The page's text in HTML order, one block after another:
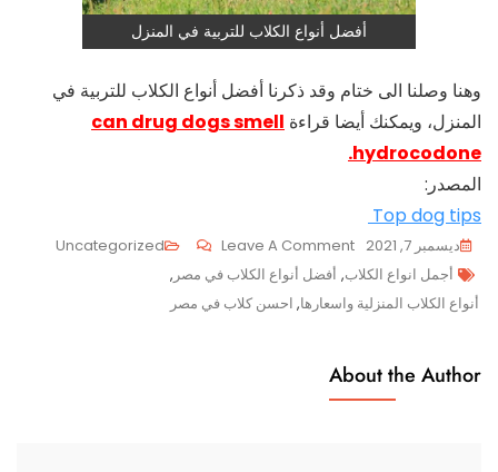
أفضل أنواع الكلاب للتربية في المنزل
وهنا وصلنا الى ختام وقد ذكرنا أفضل أنواع الكلاب للتربية في
المنزل، ويمكنك أيضا قراءة can drug dogs smell
hydrocodone.
المصدر:
Top dog tips
ديسمبر 7, 2021 Leave A Comment
On
أفضل
أنواع
Uncategorized
Tags
أجمل انواع الكلاب, أفضل أنواع الكلاب في مصر ,
أنواع الكلاب المنزلية واسعارها, احسن كلاب في مصر
About the Author